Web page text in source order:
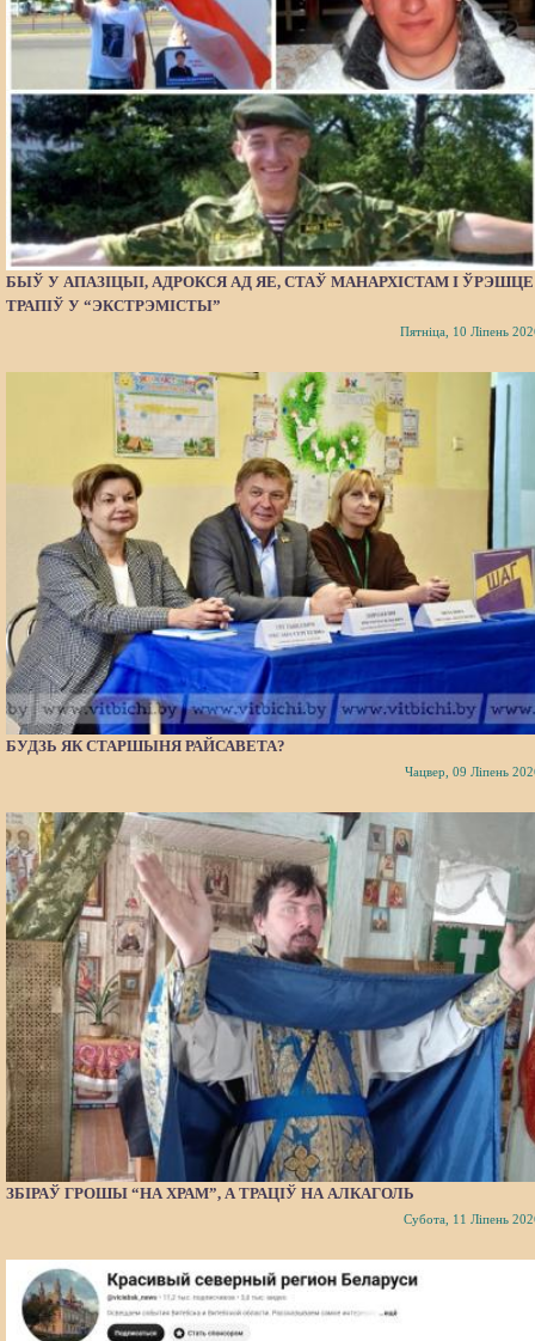
БЫЎ У АПАЗІЦЫІ, АДРОКСЯ АД ЯЕ, СТАЎ МАНАРХІСТАМ І ЎРЭШЦЕ
ТРАПІЎ У “ЭКСТРЭМІСТЫ”
Пятніца, 10 Ліпень
БУДЗЬ ЯК СТАРШЫНЯ РАЙСАВЕТА?
Чацвер, 09 Ліпень
ЗБІРАЎ ГРОШЫ “НА ХРАМ”, А ТРАЦІЎ НА АЛКАГОЛЬ
Субота, 11 Ліпень